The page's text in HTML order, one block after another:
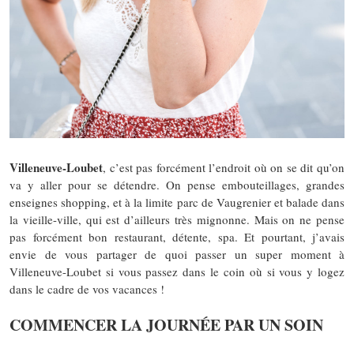
Villeneuve-Loubet, c’est pas forcément l’endroit où on se dit qu’on
va y aller pour se détendre. On pense embouteillages, grandes
enseignes shopping, et à la limite parc de Vaugrenier et balade dans
la vieille-ville, qui est d’ailleurs très mignonne. Mais on ne pense
pas forcément bon restaurant, détente, spa. Et pourtant, j’avais
envie de vous partager de quoi passer un super moment à
Villeneuve-Loubet si vous passez dans le coin où si vous y logez
dans le cadre de vos vacances !
COMMENCER LA JOURNÉE PAR UN SOIN